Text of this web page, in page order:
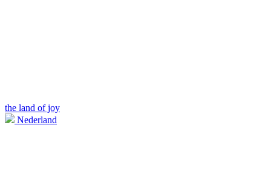
the land of joy
Nederland